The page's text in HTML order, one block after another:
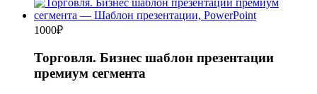
1000₽
Торговля. Бизнес шаблон презентации
премиум сегмента